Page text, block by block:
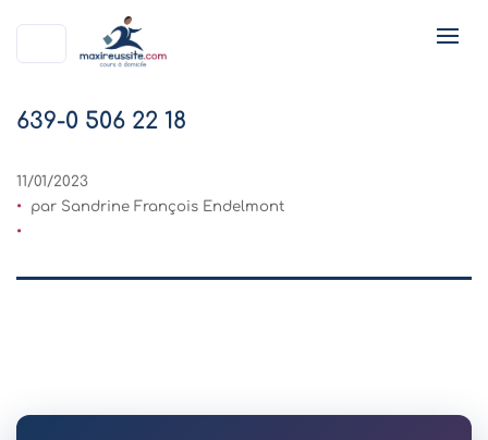
639-0 506 22 18
11/01/2023
par Sandrine François Endelmont